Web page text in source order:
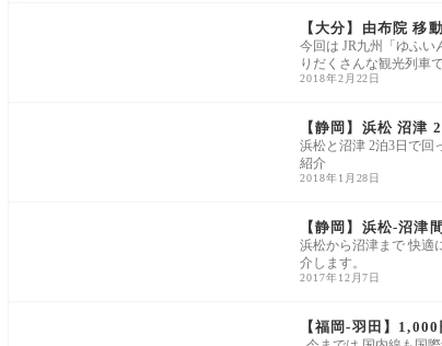
【大分】由布院 移
今回は JR九州「ゆふ
りだくさんな観光列車で
2018年2月22日
【静岡】浜松 沼津
浜松と沼津 2泊3日で回
紹介
2018年1月28日
【静岡】浜松-沼津
浜松から沼津まで 快適
介します。
2017年12月7日
【福岡-羽田】